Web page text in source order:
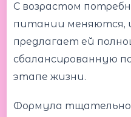
С возрастом
питании меняются,
предлагает ей
сбалансированную
этапе жизни.
Формула тщательно